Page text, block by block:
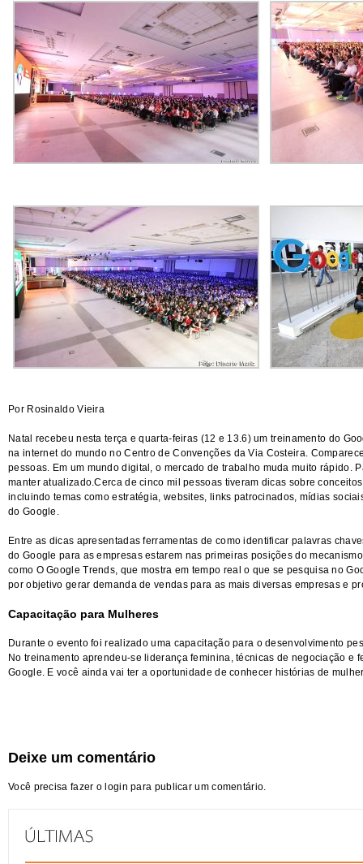
Por Rosinaldo Vieira
Natal recebeu nesta terça e quarta-feiras (12 e 13.6) um treinamento do
na internet do mundo no Centro de Convenções da Via Costeira.
pessoas. Em um mundo digital, o mercado de trabalho muda muito rápido.
manter atualizado.Cerca de cinco mil pessoas tiveram dicas sobre
incluindo temas como estratégia, websites, links patrocinados, mídias
do Google.
Entre as dicas apresentadas ferramentas de como identificar palavras
do Google para as empresas estarem nas primeiras posições do
como O Google Trends, que mostra em tempo real o que se pesquisa no
por objetivo gerar demanda de vendas para as mais diversas empresas e
Capacitação para Mulheres
Durante o evento foi realizado uma capacitação para o desenvolvimento
No treinamento aprendeu-se liderança feminina, técnicas de negociação e
Google. E você ainda vai ter a oportunidade de conhecer histórias de
Deixe um comentário
Você precisa fazer o login para publicar um comentário.